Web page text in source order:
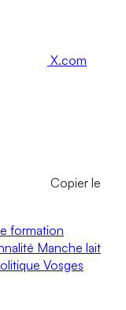
X.com
Copier le
formation
Manche lait
Vosges